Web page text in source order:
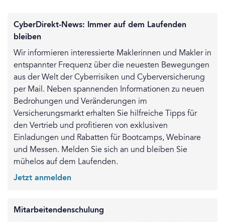
CyberDirekt-News: Immer auf dem Laufenden
bleiben
Wir informieren interessierte Maklerinnen und Makler in
entspannter Frequenz über die neuesten Bewegungen
aus der Welt der Cyberrisiken und Cyberversicherung
per Mail. Neben spannenden Informationen zu neuen
Bedrohungen und Veränderungen im
Versicherungsmarkt erhalten Sie hilfreiche Tipps für
den Vertrieb und profitieren von exklusiven
Einladungen und Rabatten für Bootcamps, Webinare
und Messen. Melden Sie sich an und bleiben Sie
mühelos auf dem Laufenden.
Jetzt anmelden
Mitarbeitendenschulung